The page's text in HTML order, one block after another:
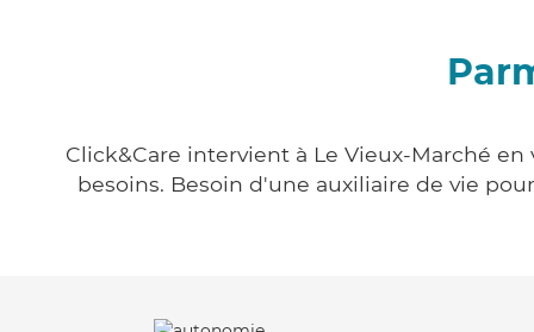
Click&Care intervient à Le Vieux-Marché
besoins. Besoin d'une auxiliaire de vie